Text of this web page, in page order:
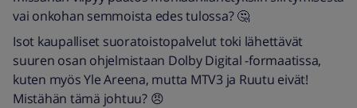
vai onkohan semmoista edes tulossa? 🤔
Isot kaupalliset suoratoistopalvelut toki lähettävät
suuren osan ohjelmistaan Dolby Digital -formaatissa,
kuten myös Yle Areena, mutta MTV3 ja Ruutu eivät!
Mistähän tämä johtuu? 😠